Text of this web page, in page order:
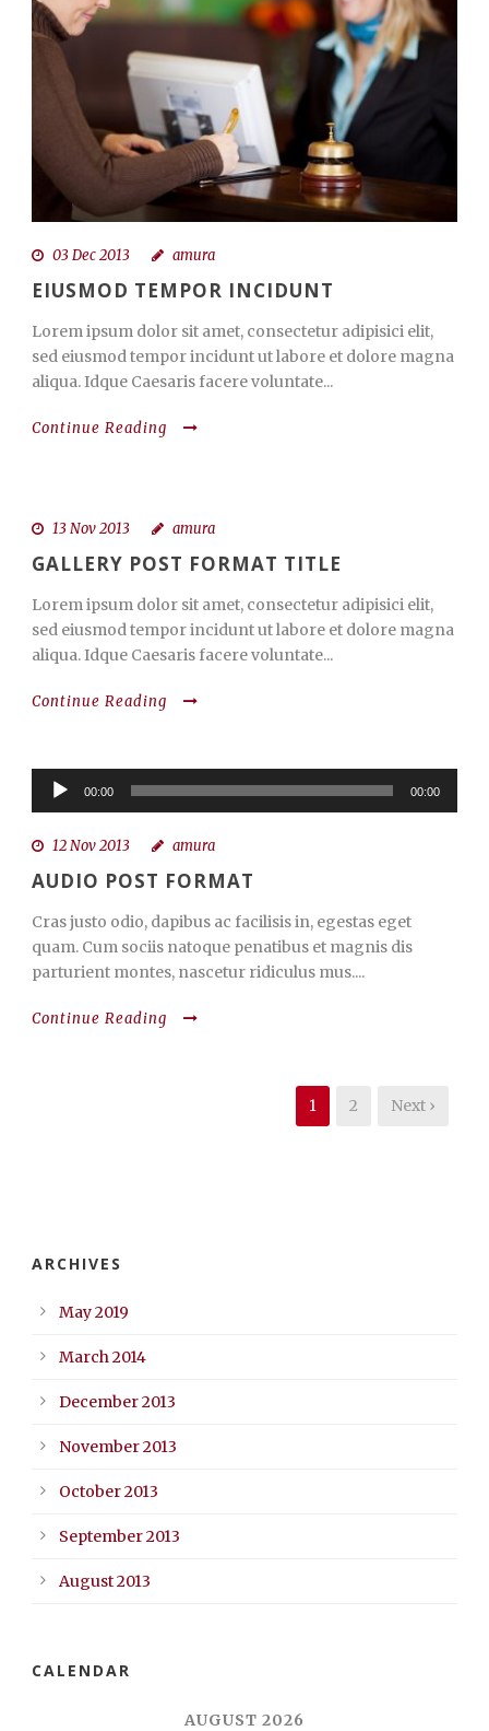
03 Dec 2013 amura
EIUSMOD TEMPOR INCIDUNT
Lorem ipsum dolor sit amet, consectetur adipisici elit,
sed eiusmod tempor incidunt ut labore et dolore magna
aliqua. Idque Caesaris facere voluntate...
Continue Reading
13 Nov 2013 amura
GALLERY POST FORMAT TITLE
Lorem ipsum dolor sit amet, consectetur adipisici elit,
sed eiusmod tempor incidunt ut labore et dolore magna
aliqua. Idque Caesaris facere voluntate...
Continue Reading
Audio
Player
00:00 00:00
12 Nov 2013 amura
AUDIO POST FORMAT
Cras justo odio, dapibus ac facilisis in, egestas eget
quam. Cum sociis natoque penatibus et magnis dis
parturient montes, nascetur ridiculus mus....
Continue Reading
1 2 Next ›
ARCHIVES
May 2019
March 2014
December 2013
November 2013
October 2013
September 2013
August 2013
CALENDAR
AUGUST 2026